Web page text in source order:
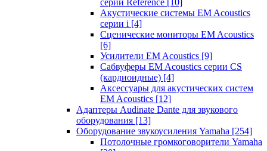
серии Reference [10]
Акустические системы EM Acoustics
серии i [4]
Сценические мониторы EM Acoustics
[6]
Усилители EM Acoustics [9]
Сабвуферы EM Acoustics серии CS
(кардиоидные) [4]
Аксессуары для акустических систем
EM Acoustics [12]
Адаптеры Audinate Dante для звукового
оборудования [13]
Оборудование звукоусиления Yamaha [254]
Потолочные громкоговорители Yamaha